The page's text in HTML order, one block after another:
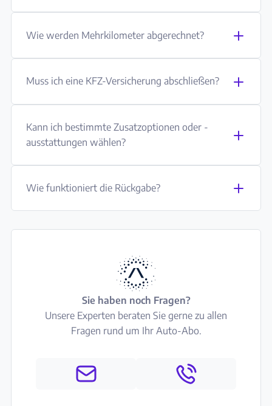
Wie werden Mehrkilometer abgerechnet?
Muss ich eine KFZ-Versicherung abschließen?
Kann ich bestimmte Zusatzoptionen oder -
ausstattungen wählen?
Wie funktioniert die Rückgabe?
Sie haben noch Fragen?
Unsere Experten beraten Sie gerne zu allen
Fragen rund um Ihr Auto-Abo.